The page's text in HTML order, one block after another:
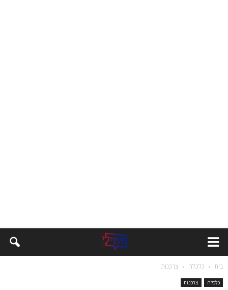
בית כלכלה צרכנות
כלכלה צרכנות